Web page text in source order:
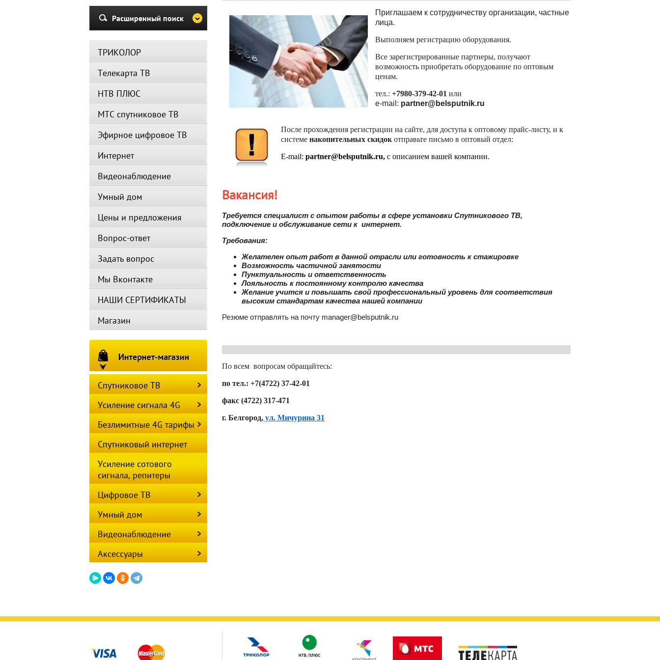
Убедительная просьба в указанный
период не производить поиск
каналов и не перезагружать
спутниковое оборудование.
Вещание телеканалов и доступность
сервисов возобновится
автоматически по завершении
профилактических работ.
рекомендует подождать, вещание
может восстановится автоматически.
Принимаются меры по устранению
Приглашаем к сотрудничеству организации, частные
лица.
Выполняем регистрацию оборудования.
Все зарегистрированные партнеры, получают
возможность приобретать оборудование по оптовым
ценам.
тел.: +7980-379-42-01 или
e-mail: partner@belsputnik.ru
После прохождения регистрации на сайте, для доступа к оптовому прайс-листу, и к
системе накопительных скидок отправьте письмо в оптовый отдел:
E-mail: partner@belsputnik.ru, c описанием вашей компании.
Вакансия!
Требуется специалист с опытом работы в сфере установки Спутникового ТВ,
подключение и обслуживание сети к интернет.
Требования:
Желателен опыт работ в данной отрасли или готовность к стажировке
Возможность частичной занятости
Пунктуальность и ответственность
Лояльность к постоянному контролю качества
Желание учится и повышать свой профессиональный уровень для соответствия
высоким стандартам качества нашей компании
Резюме отправлять на почту manager@belsputnik.ru
По всем вопросам обращайтесь:
по тел.: +7(4722) 37-42-01
факс (4722) 317-471
г. Белгород, ул. Мичурина 31
Расширенный поиск
ТРИКОЛОР
Телекарта ТВ
НТВ ПЛЮС
МТС спутниковое ТВ
Эфирное цифровое ТВ
Интернет
Видеонаблюдение
Умный дом
Цены и предложения
Вопрос-ответ
Задать вопрос
Мы Вконтакте
НАШИ СЕРТИФИКАТЫ
Магазин
Спутниковое ТВ
Усиление сигнала 4G
Безлимитные 4G тарифы
Спутниковый интернет
Усиление сотового
сигнала, репитеры
Цифровое ТВ
Умный дом
Видеонаблюдение
Аксессуары